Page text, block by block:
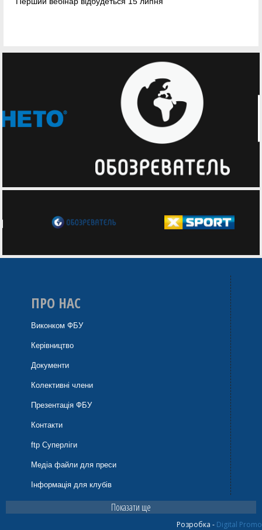
ПРО НАС
Виконком ФБУ
Керівництво
Документи
Колективні члени
Презентація ФБУ
Контакти
ftp Суперліги
Медіа файли для преси
Інформація для клубів
Показати ще
Розробка - Digital Promo